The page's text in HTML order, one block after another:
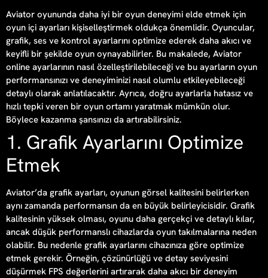
Aviator oyununda daha iyi bir oyun deneyimi elde etmek için
oyun içi ayarları kişiselleştirmek oldukça önemlidir. Oyuncular,
grafik, ses ve kontrol ayarlarını optimize ederek daha akıcı ve
keyifli bir şekilde oyun oynayabilirler. Bu makalede, Aviator
online ayarlarının nasıl özelleştirilebileceği ve bu ayarların oyun
performansınızı ve deneyiminizi nasıl olumlu etkileyebileceği
detaylı olarak anlatılacaktır. Ayrıca, doğru ayarlarla hatasız ve
hızlı tepki veren bir oyun ortamı yaratmak mümkün olur.
Böylece kazanma şansınızı da artırabilirsiniz.
1. Grafik Ayarlarını Optimize
Etmek
Aviator’da grafik ayarları, oyunun görsel kalitesini belirlerken
aynı zamanda performansın da en büyük belirleyicisidir. Grafik
kalitesinin yüksek olması, oyunu daha gerçekçi ve detaylı kılar,
ancak düşük performanslı cihazlarda oyun takılmalarına neden
olabilir. Bu nedenle grafik ayarlarını cihazınıza göre optimize
etmek gerekir. Örneğin, çözünürlüğü ve detay seviyesini
düşürmek FPS değerlerini artırarak daha akıcı bir deneyim